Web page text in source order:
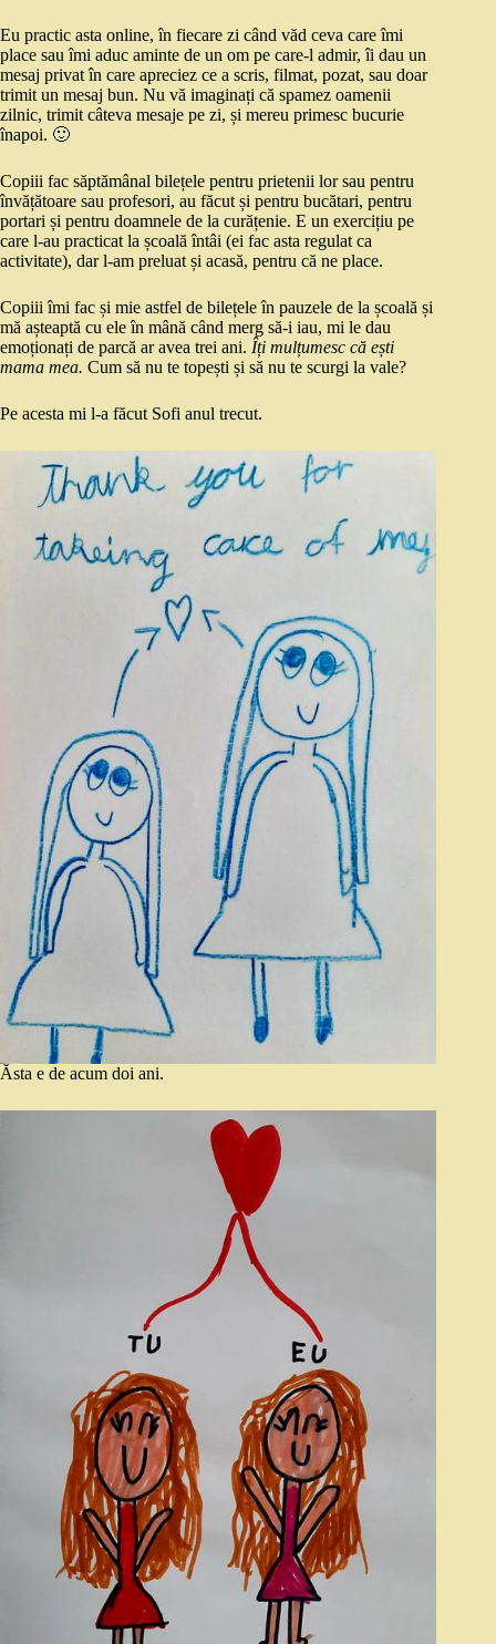
Eu practic asta online, în fiecare zi când văd ceva care îmi
place sau îmi aduc aminte de un om pe care-l admir, îi dau un
mesaj privat în care apreciez ce a scris, filmat, pozat, sau doar
trimit un mesaj bun. Nu vă imaginați că spamez oamenii
zilnic, trimit câteva mesaje pe zi, și mereu primesc bucurie
înapoi. 🙂
Copiii fac săptămânal bilețele pentru prietenii lor sau pentru
învățătoare sau profesori, au făcut și pentru bucătari, pentru
portari și pentru doamnele de la curățenie. E un exercițiu pe
care l-au practicat la școală întâi (ei fac asta regulat ca
activitate), dar l-am preluat și acasă, pentru că ne place.
Copiii îmi fac și mie astfel de bilețele în pauzele de la școală și
mă așteaptă cu ele în mână când merg să-i iau, mi le dau
emoționați de parcă ar avea trei ani. Îți mulțumesc că ești
mama mea. Cum să nu te topești și să nu te scurgi la vale?
Pe acesta mi l-a făcut Sofi anul trecut.
Ăsta e de acum doi ani.